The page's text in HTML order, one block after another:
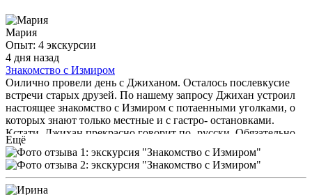
Мария
Опыт: 4 экскурсии
4 дня назад
Знакомство с Измиром
Оилично провели день с Джиханом. Осталось послевкусие
встречи старых друзей. По нашему запросу Джихан устроил
настоящее знакомство с Измиром с потаенными уголками, о
которых знают только местные и с гастро- остановками.
Кстати, Джихан прекрасно говорит по- русски. Обязательно
встретимся еще раз с Джиханом, ведь нам есть еще, что
посмотреть.
Ещё